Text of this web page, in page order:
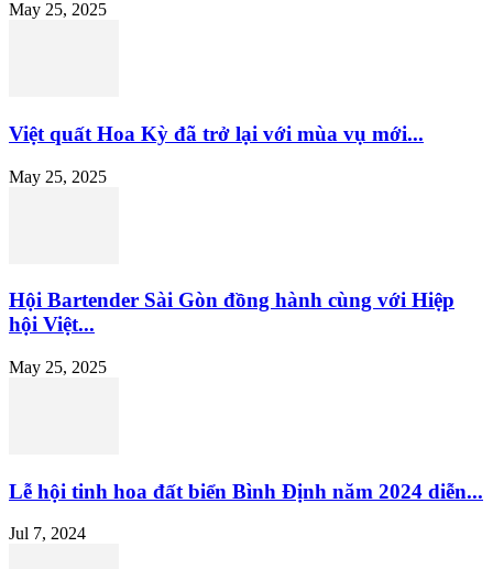
May 25, 2025
Việt quất Hoa Kỳ đã trở lại với mùa vụ mới...
May 25, 2025
Hội Bartender Sài Gòn đồng hành cùng với Hiệp
hội Việt...
May 25, 2025
Lễ hội tinh hoa đất biển Bình Định năm 2024 diễn...
Jul 7, 2024